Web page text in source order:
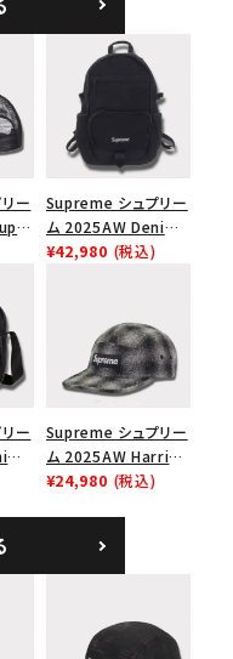
シックロゴ 6パネルキ
ャップ ブラック
ー
ャ
カ
Supreme シュプリー
ム 2025AW Denim
Backpack デニム バ
¥42,980 (税込)
ー
Supreme シュプリー
ム 2025AW Harris
Tweed Camp Cap
¥24,980 (税込)